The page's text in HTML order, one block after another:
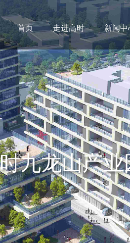
首页 走进高时 新闻中
九龙山产业